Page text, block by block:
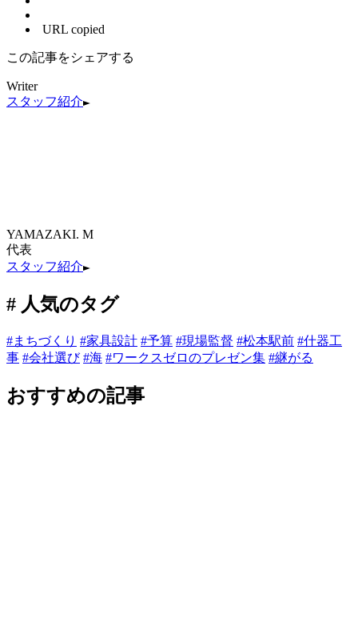
URL copied
この記事をシェアする
Writer
スタッフ紹介
YAMAZAKI. M
代表
スタッフ紹介
# 人気のタグ
#まちづくり #家具設計 #予算 #現場監督 #松本駅前 #什器工
事 #会社選び #海 #ワークスゼロのプレゼン集 #継がる
おすすめの記事